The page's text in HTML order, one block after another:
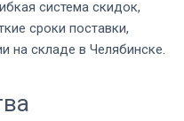
система скидок,
сроки поставки,
на складе в Челябинске.